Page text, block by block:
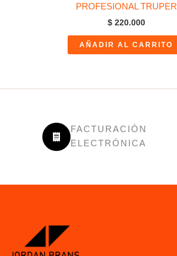
PROFESIONAL TRUPER
$220.000
AÑADIR AL CARRITO
FACTURACIÓN
ELECTRÓNICA